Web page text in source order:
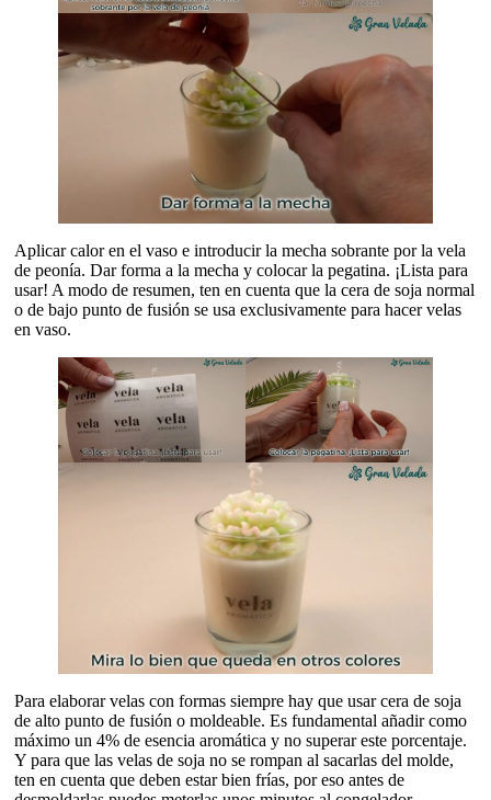
Aplicar calor en el vaso e introducir la mecha sobrante por la vela
de peonía. Dar forma a la mecha y colocar la pegatina. ¡Lista para
usar! A modo de resumen, ten en cuenta que la cera de soja normal
o de bajo punto de fusión se usa exclusivamente para hacer velas
en vaso.
Para elaborar velas con formas siempre hay que usar cera de soja
de alto punto de fusión o moldeable. Es fundamental añadir como
máximo un 4% de esencia aromática y no superar este porcentaje.
Y para que las velas de soja no se rompan al sacarlas del molde,
ten en cuenta que deben estar bien frías, por eso antes de